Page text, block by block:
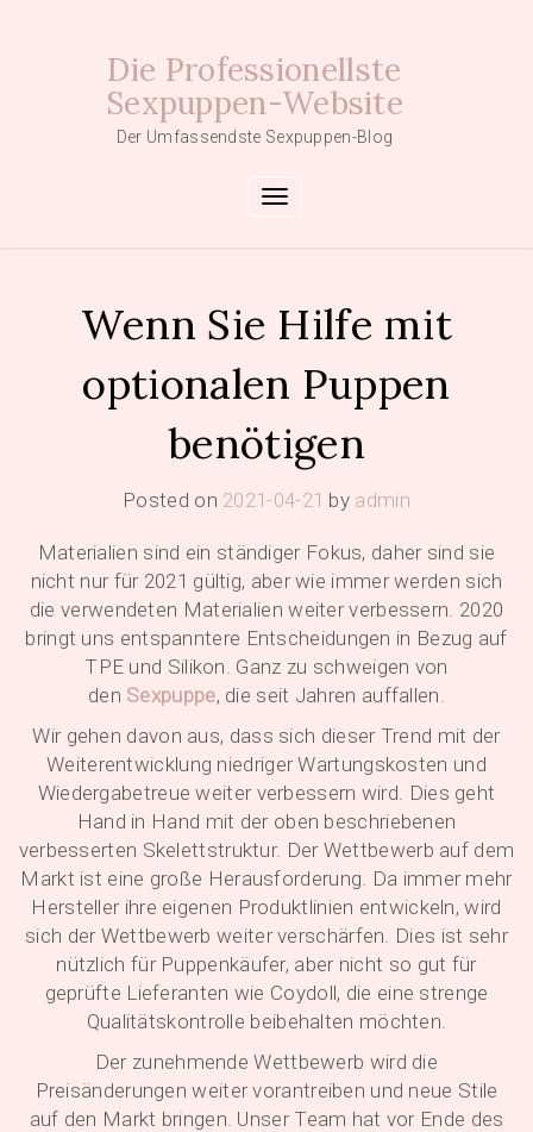
Die Professionellste
Sexpuppen-Website
Der Umfassendste Sexpuppen-Blog
Toggle navigation
Wenn Sie Hilfe mit
optionalen Puppen
benötigen
Posted on 2021-04-21 by admin
Materialien sind ein ständiger Fokus, daher sind sie
nicht nur für 2021 gültig, aber wie immer werden sich
die verwendeten Materialien weiter verbessern. 2020
bringt uns entspanntere Entscheidungen in Bezug auf
TPE und Silikon. Ganz zu schweigen von
den Sexpuppe, die seit Jahren auffallen.
Wir gehen davon aus, dass sich dieser Trend mit der
Weiterentwicklung niedriger Wartungskosten und
Wiedergabetreue weiter verbessern wird. Dies geht
Hand in Hand mit der oben beschriebenen
verbesserten Skelettstruktur. Der Wettbewerb auf dem
Markt ist eine große Herausforderung. Da immer mehr
Hersteller ihre eigenen Produktlinien entwickeln, wird
sich der Wettbewerb weiter verschärfen. Dies ist sehr
nützlich für Puppenkäufer, aber nicht so gut für
geprüfte Lieferanten wie Coydoll, die eine strenge
Qualitätskontrolle beibehalten möchten.
Der zunehmende Wettbewerb wird die
Preisänderungen weiter vorantreiben und neue Stile
auf den Markt bringen. Unser Team hat vor Ende des